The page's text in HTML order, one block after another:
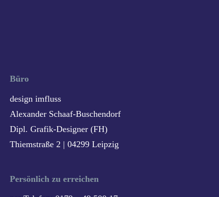
Büro
design imfluss
Alexander Schaaf-Buschendorf
Dipl. Grafik-Designer (FH)
Thiemstraße 2 | 04299 Leipzig
Persönlich zu erreichen